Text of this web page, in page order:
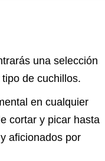
una selección
de cuchillos.
en cualquier
cortar y picar hasta
aficionados por